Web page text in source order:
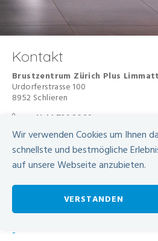
Kontakt
Brustzentrum Zürich Plus
Urdorferstrasse 100
8952 Schlieren
+41 44 736 86 39
+41 44 736 24 46
brustzentrum@spital-
Telefonische Erreichbarkeit
Montag - Freitag von 08.00 - 12.00
Wir verwenden Cookies um Ihnen
schnellste und bestmögliche
auf unsere Webseite anzubieten.
VERSTANDEN
-